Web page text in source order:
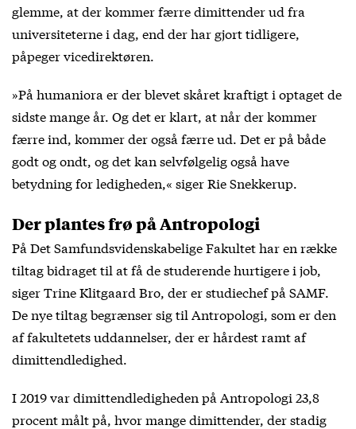
glemme, at der kommer færre dimittender ud fra
universiteterne i dag, end der har gjort tidligere,
påpeger vicedirektøren.
»På humaniora er der blevet skåret kraftigt i optaget de
sidste mange år. Og det er klart, at når der kommer
færre ind, kommer der også færre ud. Det er på både
godt og ondt, og det kan selvfølgelig også have
betydning for ledigheden,« siger Rie Snekkerup.
Der plantes frø på Antropologi
På Det Samfundsvidenskabelige Fakultet har en række
tiltag bidraget til at få de studerende hurtigere i job,
siger Trine Klitgaard Bro, der er studiechef på SAMF.
De nye tiltag begrænser sig til Antropologi, som er den
af fakultetets uddannelser, der er hårdest ramt af
dimittendledighed.
I 2019 var dimittendledigheden på Antropologi 23,8
procent målt på, hvor mange dimittender, der stadig